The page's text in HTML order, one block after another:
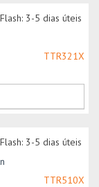
TTR321X
TTR510X